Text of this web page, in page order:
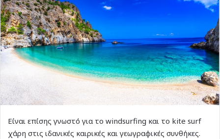
Είναι επίσης γνωστό για το windsurfing και το kite surf
χάρη στις ιδανικές καιρικές και γεωγραφικές συνθήκες.